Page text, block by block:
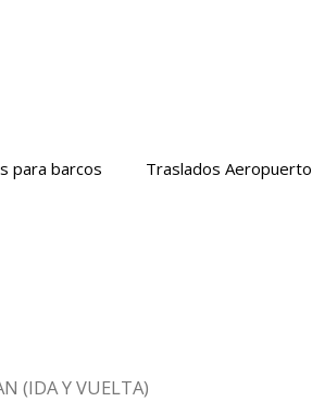
para barcos Traslados Aeropuerto
(IDA Y VUELTA)